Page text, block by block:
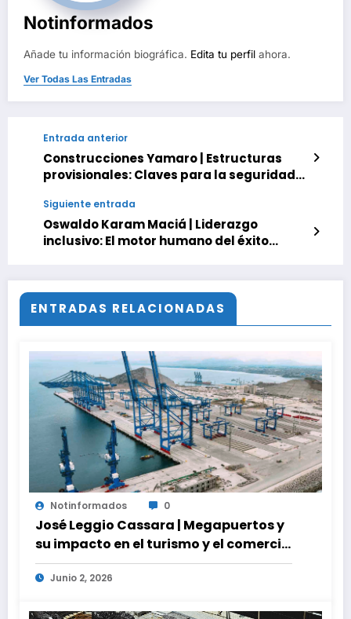
Notinformados
Añade tu información biográfica. Edita tu perfil ahora.
Ver Todas Las Entradas
Entrada anterior
Construcciones Yamaro | Estructuras
provisionales: Claves para la seguridad
Siguiente entrada
Oswaldo Karam Maciá | Liderazgo
inclusivo: El motor humano del éxito
ENTRADAS RELACIONADAS
Notinformados 0
José Leggio Cassara | Megapuertos y
su impacto en el turismo y el comercio
global
Junio 2, 2026